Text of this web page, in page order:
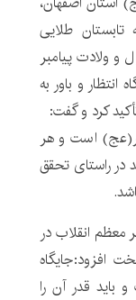
تابستان طلایی
و ولادت پیامبر
و باور به
کرد و گفت:
است و هر
در راستای تحقق
معظم انقلاب در
افزود:جایگاه
باید قدر آن را